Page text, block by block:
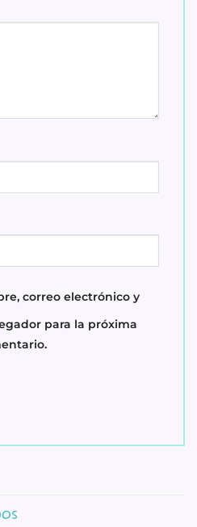
correo electrónico y
para la próxima